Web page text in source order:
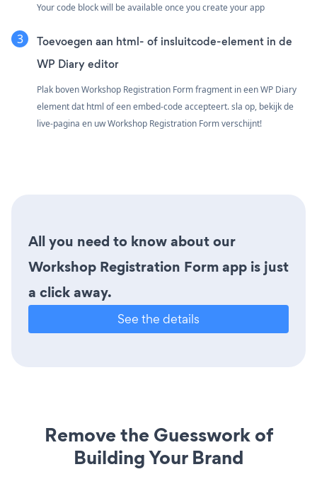
Your code block will be available once you create your app
Toevoegen aan html- of insluitcode-element in de
WP Diary editor
Plak boven Workshop Registration Form fragment in een WP Diary
element dat html of een embed-code accepteert. sla op, bekijk de
live-pagina en uw Workshop Registration Form verschijnt!
All you need to know about our
Workshop Registration Form app is just
a click away.
See the details
Remove the Guesswork of
Building Your Brand